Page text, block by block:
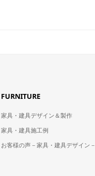
FURNITURE
家具・建具デザイン＆製作
家具・建具施工例
お客様の声－家具・建具デザイン－